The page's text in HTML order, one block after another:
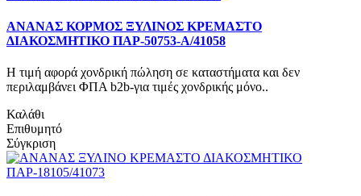
ΑΝΑΝΑΣ ΚΟΡΜΟΣ ΞΥΛΙΝΟΣ ΚΡΕΜΑΣΤΟ
ΔΙΑΚΟΣΜΗΤΙΚΟ ΠΑΡ-50753-Α/41058
Η τιμή αφορά χονδρική πώληση σε καταστήματα και δεν
περιλαμβάνει ΦΠΑ b2b-για τιμές χονδρικής μόνο..
Καλάθι
Επιθυμητό
Σύγκριση